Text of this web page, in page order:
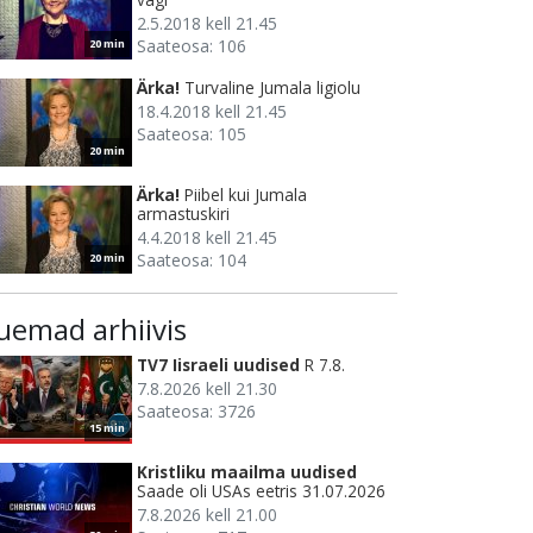
20 min
2.5.2018 kell 21.45
Saateosa: 106
20 min
Ärka! Turvaline Jumala ligiolu
18.4.2018 kell 21.45
Saateosa: 105
20 min
Ärka! Piibel kui Jumala
armastuskiri
4.4.2018 kell 21.45
Saateosa: 104
arhiivis
15 min
TV7 Iisraeli uudised R 7.8.
7.8.2026 kell 21.30
Saateosa: 3726
Kristliku maailma uudised
Saade oli USAs eetris 31.07.2026
7.8.2026 kell 21.00